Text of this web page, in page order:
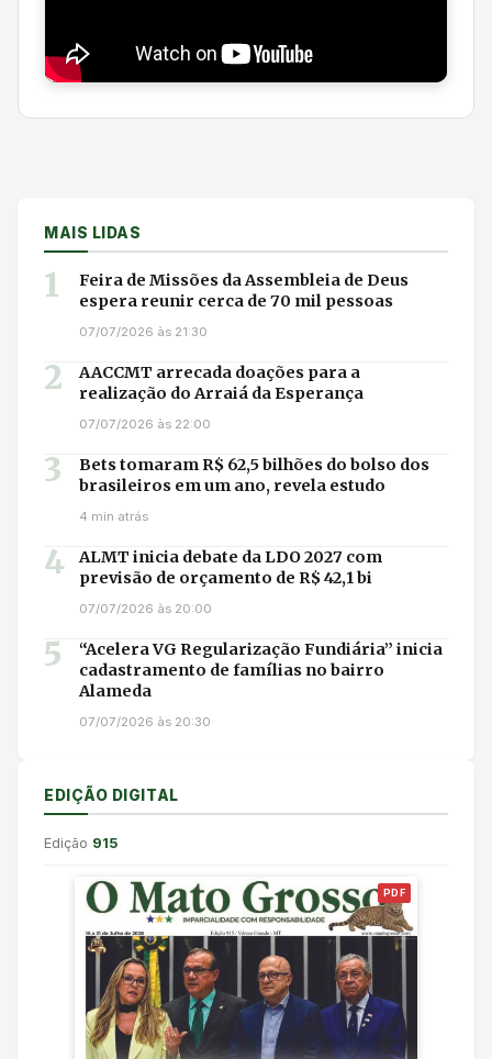
MAIS LIDAS
1
Feira de Missões da Assembleia de Deus
espera reunir cerca de 70 mil pessoas
07/07/2026 às 21:30
2
AACCMT arrecada doações para a
realização do Arraiá da Esperança
07/07/2026 às 22:00
3
Bets tomaram R$ 62,5 bilhões do bolso dos
brasileiros em um ano, revela estudo
4 min atrás
4
ALMT inicia debate da LDO 2027 com
previsão de orçamento de R$ 42,1 bi
07/07/2026 às 20:00
5
“Acelera VG Regularização Fundiária” inicia
cadastramento de famílias no bairro
Alameda
07/07/2026 às 20:30
EDIÇÃO DIGITAL
Edição 915
PDF